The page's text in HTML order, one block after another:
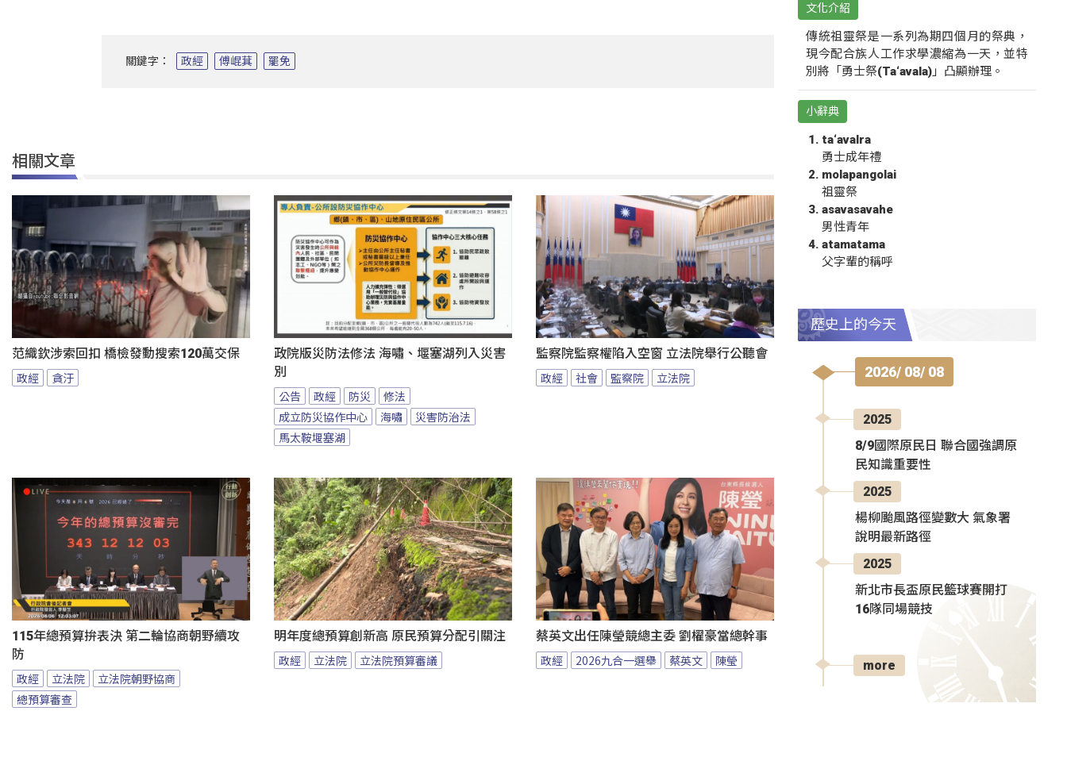
關鍵字： 政經 傅崐萁 罷免
相關文章
范織欽涉索回扣 橋檢發動搜索120萬交保
政經 貪汙
政院版災防法修法 海嘯、堰塞湖列入災害
別
公告 政經 防災
修法
成立防災協作中心
海嘯
災害防治法
馬太鞍堰塞湖
監察院監察權陷入空窗 立法院舉行公聽會
政經 社會 監察院 立法院
115年總預算拚表決 第二輪協商朝野續攻
防
政經 立法院
立法院朝野協商
總預算審查
明年度總預算創新高 原民預算分配引關注
政經 立法院 立法院預算審議
蔡英文出任陳瑩競總主委 劉櫂豪當總幹事
政經 2026九合一選舉 蔡英文 陳瑩
文化介紹
傳統祖靈祭是一系列為期四個月的祭典，
現今配合族人工作求學濃縮為一天，並特
別將「勇士祭(Ta‘avala)」凸顯辦理。
小辭典
ta‘avalra
勇士成年禮
molapangolai
祖靈祭
asavasavahe
男性青年
atamatama
父字輩的稱呼
歷史上的今天
2026/ 08/ 08
2025
8/9國際原民日 聯合國強調原
民知識重要性
2025
楊柳颱風路徑變數大 氣象署
說明最新路徑
2025
新北市長盃原民籃球賽開打
16隊同場競技
more